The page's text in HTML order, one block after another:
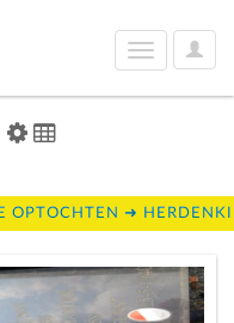
User
Toggle
navigation
OPTOCHTEN ➜